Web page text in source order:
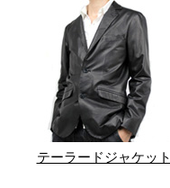
テーラードジャケット